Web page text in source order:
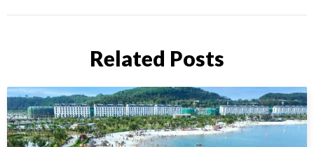
Related Posts